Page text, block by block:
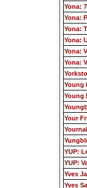
Yona: 7
Yona:
Yona:
Yona:
Yona:
Yona:
Young
Young
Your
YUP:
YUP:
Yves
Yves